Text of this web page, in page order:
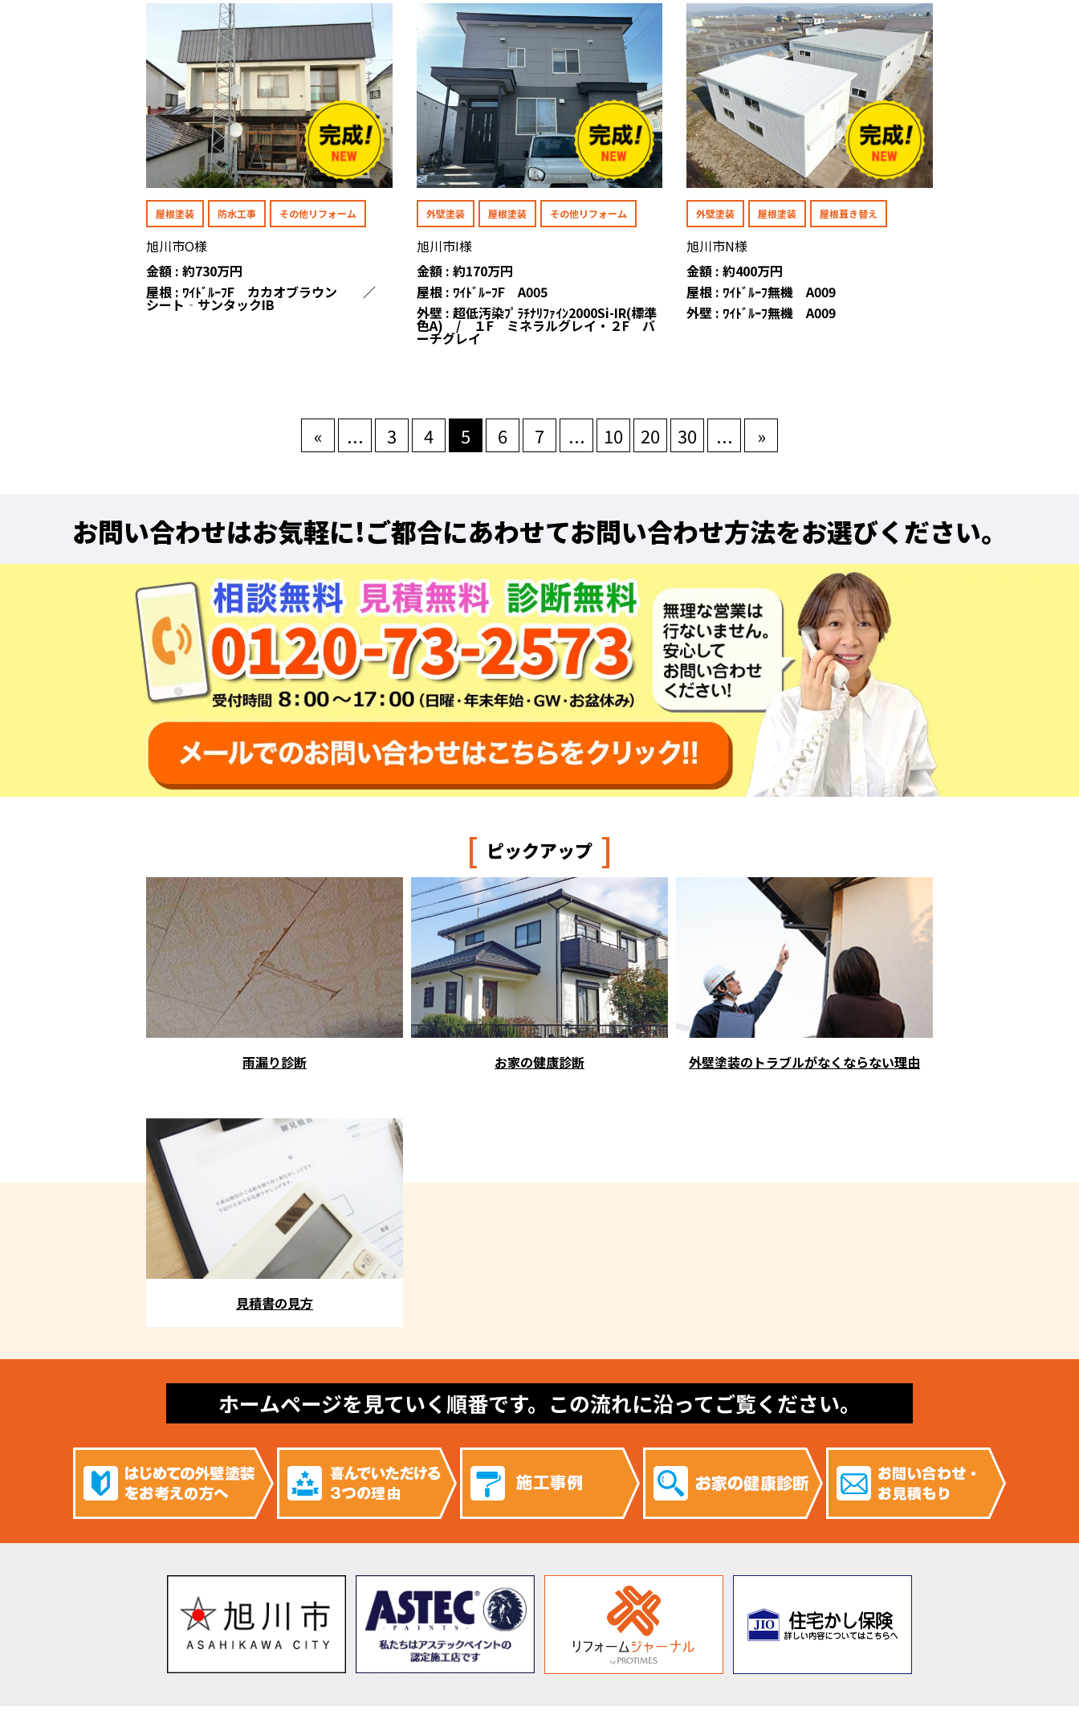
屋根塗装 防水工事 その他リフォーム
旭川市O様
金額 : 約730万円
屋根 : ﾜｲﾄﾞﾙｰﾌF カカオブラウン ／
シート‐サンタックIB
外壁塗装 屋根塗装 その他リフォーム
旭川市I様
金額 : 約170万円
屋根 : ﾜｲﾄﾞﾙｰﾌF A005
外壁 : 超低汚染ﾌﾟﾗﾁﾅﾘﾌｧｲﾝ2000Si-IR(標準
色A) / １F ミネラルグレイ・２F バ
ーチグレイ
外壁塗装 屋根塗装 屋根葺き替え
旭川市N様
金額 : 約400万円
屋根 : ﾜｲﾄﾞﾙｰﾌ無機 A009
外壁 : ﾜｲﾄﾞﾙｰﾌ無機 A009
« ... 3 4 5 6 7 ... 10 20 30 ... »
お問い合わせはお気軽に!ご都合にあわせてお問い合わせ方法をお選びください。
[ ピックアップ ]
雨漏り診断 お家の健康診断 外壁塗装のトラブルがなくならない理由
見積書の見方
ホームページを見ていく順番です。この流れに沿ってご覧ください。